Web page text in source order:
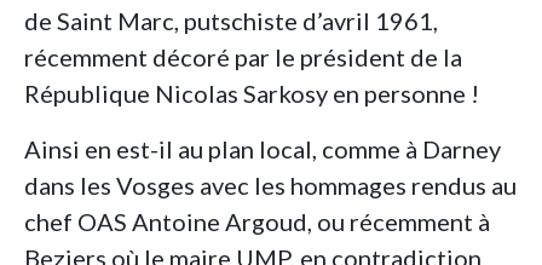
de Saint Marc, putschiste d’avril 1961,
récemment décoré par le président de la
République Nicolas Sarkosy en personne !
Ainsi en est-il au plan local, comme à Darney
dans les Vosges avec les hommages rendus au
chef OAS Antoine Argoud, ou récemment à
Beziers où le maire UMP, en contradiction